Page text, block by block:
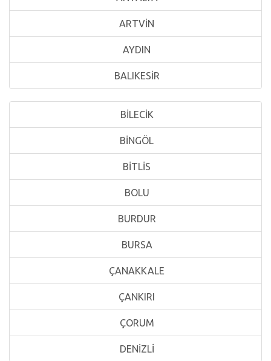
ARTVİN
AYDIN
BALIKESİR
BİLECİK
BİNGÖL
BİTLİS
BOLU
BURDUR
BURSA
ÇANAKKALE
ÇANKIRI
ÇORUM
DENİZLİ